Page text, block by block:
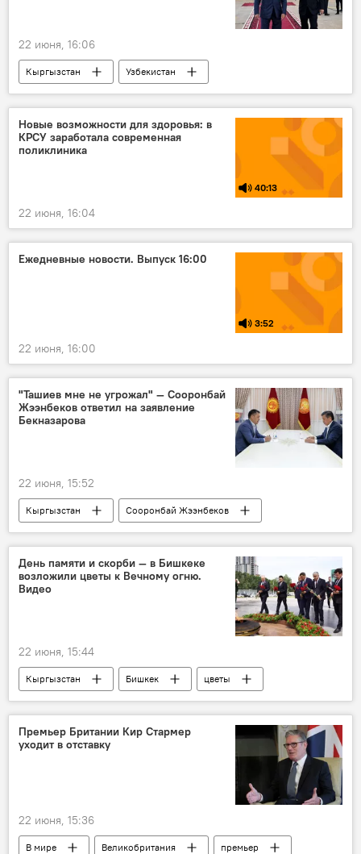
22 июня, 16:06
Кыргызстан
Узбекистан
Абдулла Арипов
визит
Новые возможности для здоровья: в
КРСУ заработала современная
поликлиника
40:13
22 июня, 16:04
Ежедневные новости. Выпуск 16:00
3:52
22 июня, 16:00
"Ташиев мне не угрожал" — Сооронбай
Жээнбеков ответил на заявление
Бекназарова
22 июня, 15:52
Кыргызстан
Сооронбай Жээнбеков
президент
угроза
отставка
Азимбек Бекназаров
День памяти и скорби — в Бишкеке
возложили цветы к Вечному огню.
Видео
22 июня, 15:44
Кыргызстан Бишкек
цветы
возложение
память
Великая Отечественная война
Премьер Британии Кир Стармер
уходит в отставку
22 июня, 15:36
В мире Великобритания
премьер